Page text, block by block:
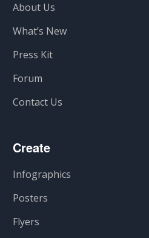
About Us
What’s New
Press Kit
Forum
Contact Us
Create
Infographics
Posters
Flyers